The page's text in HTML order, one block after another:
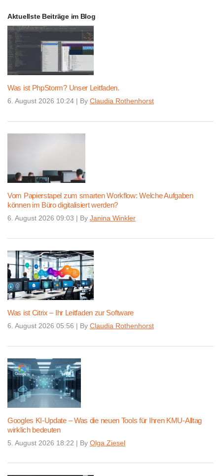
Aktuellste Beiträge im Blog
Was ist PhpStorm? Unser Leitfaden.
6. August 2026 10:24 | By Claudia Rothenhorst
Vom Papierstapel zum smarten Workflow: Welche Aufgaben
können im Büro digitalisiert werden?
6. August 2026 09:03 | By Janina Winkler
Was ist Citrix – Ihr Leitfaden zur Software
6. August 2026 05:56 | By Claudia Rothenhorst
Googles KI-Update – Was die neuen Tools für Ihren KMU-Alltag
wirklich bedeuten
5. August 2026 18:22 | By Olga Ziesel